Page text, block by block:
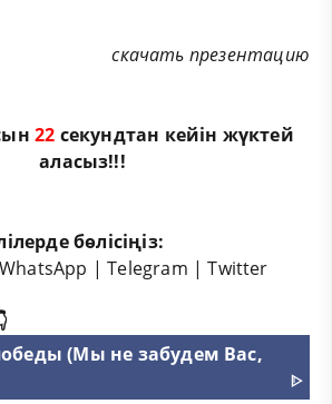
скачать презентацию
22 секундтан кейін жүктей
аласыз!!!
бөлісіңіз:
WhatsApp |Telegram |Twitter
(Мы не забудем Вас,
ᐈ